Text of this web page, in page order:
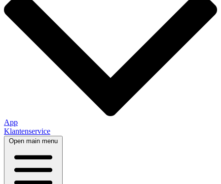
App
Klantenservice
Open main menu